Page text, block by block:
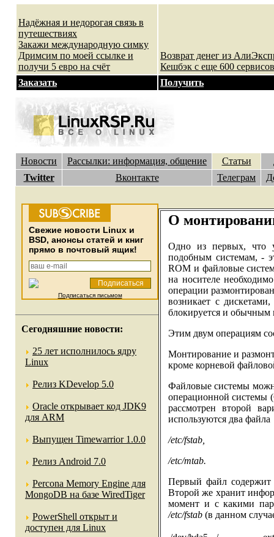
Надёжная и недорогая связь в
путешествиях
Закажи международную симку
Дримсим по моей ссылке и
получи 5 евро на счёт
Возврат денег из
Кешбэк с еще 600
Заказать
Получить
Новости Рассылки: информация, общение Статьи
Twitter
Вконтакте Телеграм
Cвежие новости Linux и
BSD, анонсы статей и книг
прямо в почтовый ящик!
Подписаться письмом
Сегодняшние новости:
25 лет исполнилось ядру
Linux
Релиз KDevelop 5.0
Oracle открывает код JDK9
для ARM
Выпущен Timewarrior 1.0.0
Релиз Android 7.0
Percona Memory Engine для
MongoDB на базе WiredTiger
PowerShell открыт и
доступен для Linux
О
Одно из первых, что
подобным системам, -
ROM и файловые
на носителе
операции
возникает с
блокируется и обычным
Этим двум операциям
Монтирование и
кроме корневой
Файловые системы
операционной системы
рассмотрен второй
используются два файла
/etc/fstab,
/etc/mtab.
Первый файл содержит
Второй же хранит
момент и с какими
/etc/fstab (в данном